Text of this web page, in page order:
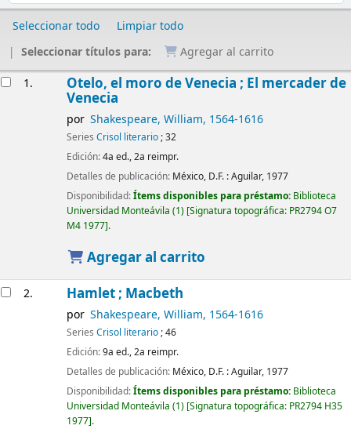
Seleccionar todo
Limpiar todo
Seleccionar títulos para:
Agregar al carrito
1. Otelo, el moro de Venecia ; El mercader de
Venecia
por Shakespeare, William, 1564-1616
Series Crisol literario; 32
Edición:4a ed., 2a reimpr.
Detalles de publicación: México, D.F. :Aguilar, 1977
Disponibilidad:Ítems disponibles para préstamo: Biblioteca
Universidad Monteávila (1) Signatura topográfica: PR2794 O7
M4 1977 .
Agregar al carrito
2. Hamlet ; Macbeth
por Shakespeare, William, 1564-1616
Series Crisol literario; 46
Edición:9a ed., 2a reimpr.
Detalles de publicación: México, D.F. :Aguilar, 1977
Disponibilidad:Ítems disponibles para préstamo: Biblioteca
Universidad Monteávila (1) Signatura topográfica: PR2794 H35
1977 .